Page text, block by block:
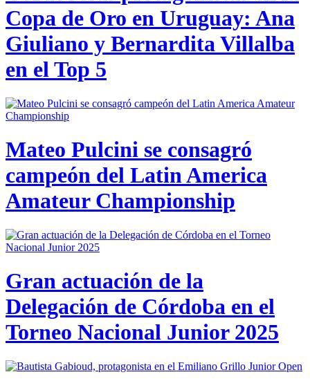
Copa de Oro en Uruguay: Ana
Giuliano y Bernardita Villalba
en el Top 5
Mateo Pulcini se consagró
campeón del Latin America
Amateur Championship
Gran actuación de la
Delegación de Córdoba en el
Torneo Nacional Junior 2025